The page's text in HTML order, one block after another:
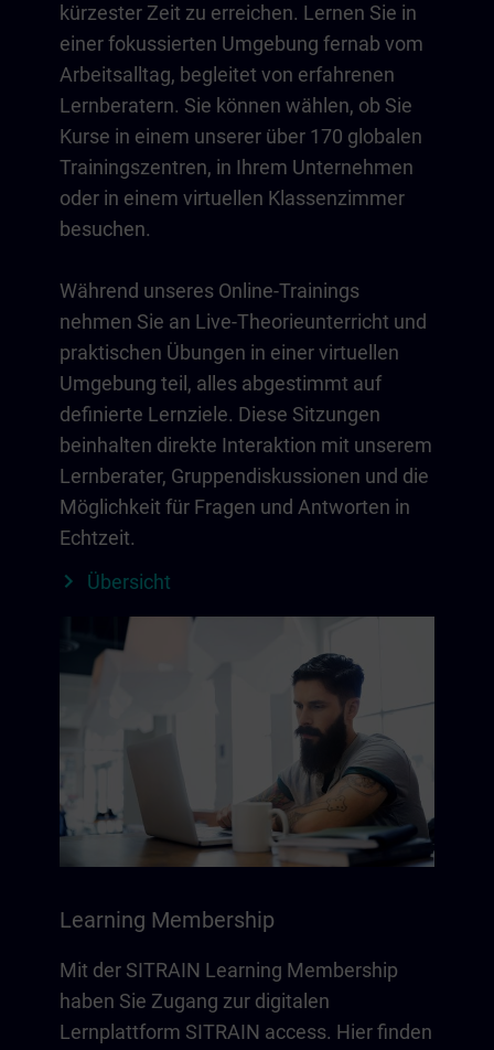
kürzester Zeit zu erreichen. Lernen Sie in
einer fokussierten Umgebung fernab vom
Arbeitsalltag, begleitet von erfahrenen
Lernberatern. Sie können wählen, ob Sie
Kurse in einem unserer über 170 globalen
Trainingszentren, in Ihrem Unternehmen
oder in einem virtuellen Klassenzimmer
besuchen.
Während unseres Online-Trainings
nehmen Sie an Live-Theorieunterricht und
praktischen Übungen in einer virtuellen
Umgebung teil, alles abgestimmt auf
definierte Lernziele. Diese Sitzungen
beinhalten direkte Interaktion mit unserem
Lernberater, Gruppendiskussionen und die
Möglichkeit für Fragen und Antworten in
Echtzeit.
Übersicht
Learning Membership
Mit der SITRAIN Learning Membership
haben Sie Zugang zur digitalen
Lernplattform SITRAIN access. Hier finden